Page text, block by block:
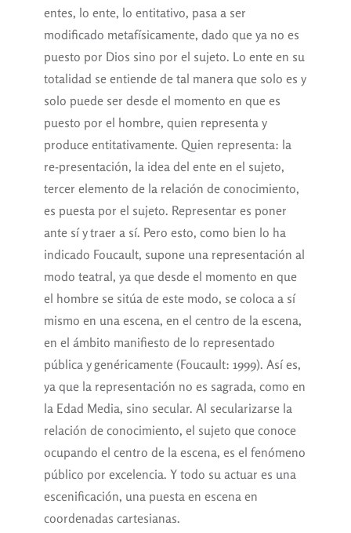
entes, lo ente, lo entitativo, pasa a ser
modificado metafísicamente, dado que ya no es
puesto por Dios sino por el sujeto. Lo ente en su
totalidad se entiende de tal manera que solo es y
solo puede ser desde el momento en que es
puesto por el hombre, quien representa y
produce entitativamente. Quien representa: la
re-presentación, la idea del ente en el sujeto,
tercer elemento de la relación de conocimiento,
es puesta por el sujeto. Representar es poner
ante sí y traer a sí. Pero esto, como bien lo ha
indicado Foucault, supone una representación al
modo teatral, ya que desde el momento en que
el hombre se sitúa de este modo, se coloca a sí
mismo en una escena, en el centro de la escena,
en el ámbito manifiesto de lo representado
pública y genéricamente (Foucault: 1999). Así es,
ya que la representación no es sagrada, como en
la Edad Media, sino secular. Al secularizarse la
relación de conocimiento, el sujeto que conoce
ocupando el centro de la escena, es el fenómeno
público por excelencia. Y todo su actuar es una
escenificación, una puesta en escena en
coordenadas cartesianas.